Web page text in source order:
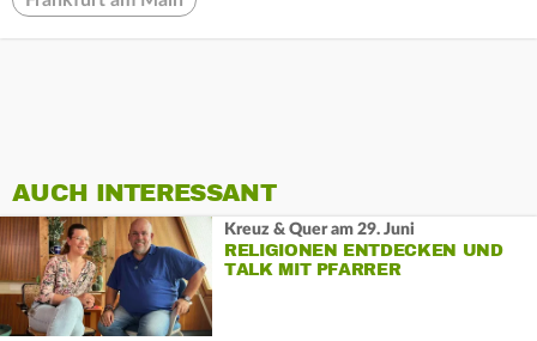
AUCH INTERESSANT
Kreuz & Quer am 29. Juni
RELIGIONEN ENTDECKEN UND
TALK MIT PFARRER